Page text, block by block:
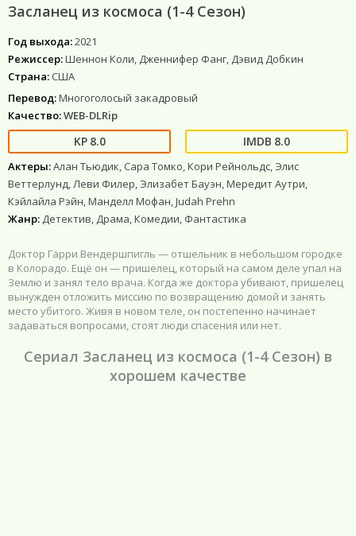
Засланец из космоса (1-4 Сезон)
Год выхода:2021
Режиссер:Шеннон Коли, Дженнифер Фанг, Дэвид Добкин
Страна: США
Перевод:Многоголосый закадровый
Качество:WEB-DLRip
8.0 8.0
Актеры:Алан Тьюдик, Сара Томко, Кори Рейнольдс, Элис
Веттерлунд, Леви Филер, Элизабет Бауэн, Мередит Аутри,
Кэйлайла Рэйн, Манделл Мофан, Judah Prehn
Жанр: Детектив, Драма, Комедии, Фантастика
Доктор Гарри Вендершпигль — отшельник в небольшом городке
в Колорадо. Ещё он — пришелец, который на самом деле упал на
Землю и занял тело врача. Когда же доктора убивают, пришелец
вынужден отложить миссию по возвращению домой и занять
место убитого. Живя в новом теле, он постепенно начинает
задаваться вопросами, стоят люди спасения или нет.
Сериал Засланец из космоса (1-4 Сезон) в
хорошем качестве